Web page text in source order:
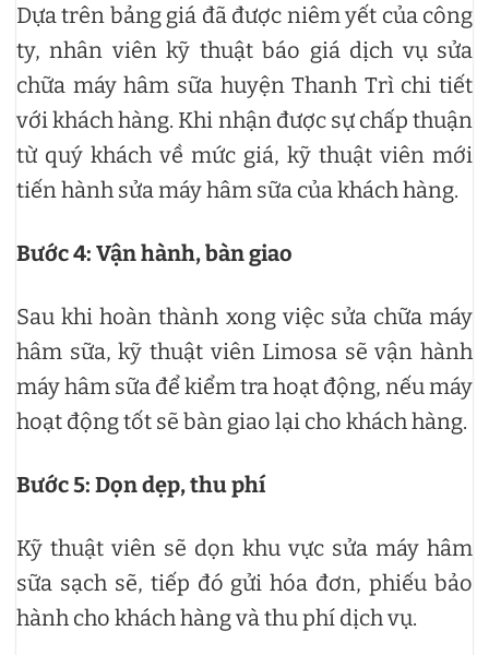
Dựa trên bảng giá đã được niêm yết của công
ty, nhân viên kỹ thuật báo giá dịch vụ sửa
chữa máy hâm sữa huyện Thanh Trì chi tiết
với khách hàng. Khi nhận được sự chấp thuận
từ quý khách về mức giá, kỹ thuật viên mới
tiến hành sửa máy hâm sữa của khách hàng.
Bước 4: Vận hành, bàn giao
Sau khi hoàn thành xong việc sửa chữa máy
hâm sữa, kỹ thuật viên Limosa sẽ vận hành
máy hâm sữa để kiểm tra hoạt động, nếu máy
hoạt động tốt sẽ bàn giao lại cho khách hàng.
Bước 5: Dọn dẹp, thu phí
Kỹ thuật viên sẽ dọn khu vực sửa máy hâm
sữa sạch sẽ, tiếp đó gửi hóa đơn, phiếu bảo
hành cho khách hàng và thu phí dịch vụ.